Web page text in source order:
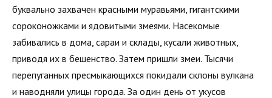
буквально захвачен красными муравьями, гигантскими
сороконожками и ядовитыми змеями. Насекомые
забивались в дома, сараи и склады, кусали животных,
приводя их в бешенство. Затем пришли змеи. Тысячи
перепуганных пресмыкающихся покидали склоны вулкана
и наводняли улицы города. За один день от укусов